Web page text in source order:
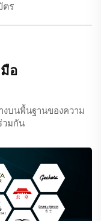
ตร
อ
งบนพื้นฐานของความ
วมกัน